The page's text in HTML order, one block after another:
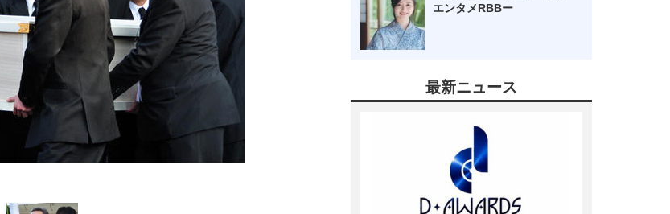
エンタメRBBー
最新ニュース